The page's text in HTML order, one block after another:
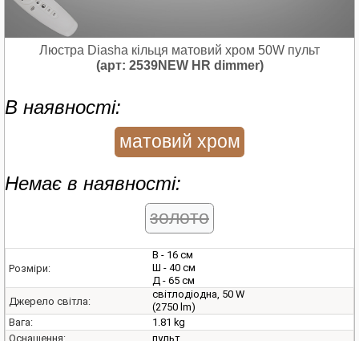
Люстра Diasha кільця матовий хром 50W пульт
(арт: 2539NEW HR dimmer)
В наявності:
матовий хром
Немає в наявності:
золото
Розміри:
В - 16 см
Ш - 40 см
Д - 65 см
Джерело світла:
світлодіодна, 50 W
(2750 lm)
Вага:
1.81 kg
Оснащення:
пульт